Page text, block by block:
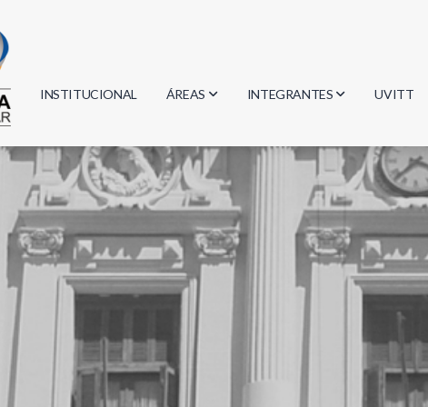
INSTITUCIONAL ÁREAS
Biología
Física
Geociencias
Informática
Matemática
INTEGRANTES
Investigadores
Estudiantes
Egresados
UVITT